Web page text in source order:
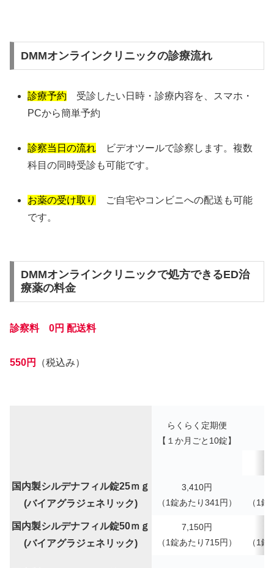
DMMオンラインクリニックの診療流れ
診療予約 受診したい日時・診療内容を、スマホ・
PCから簡単予約
診察当日の流れ ビデオツールで診察します。複数
科目の同時受診も可能です。
お薬の受け取り
ご自宅やコンビニへの配送も可能
です。
DMMオンラインクリニックで処方できるED治
療薬の料金
診察料 0円 配送料
550円 （税込み）
らくらく定期便
【１か月ごと10錠】
国内製シルデナフィル錠25ｍｇ
(バイアグラジェネリック)
3,410円
（1錠あたり341円）
（1錠
国内製シルデナフィル錠50ｍｇ
(バイアグラジェネリック)
7,150円
（1錠あたり715円）
（1錠